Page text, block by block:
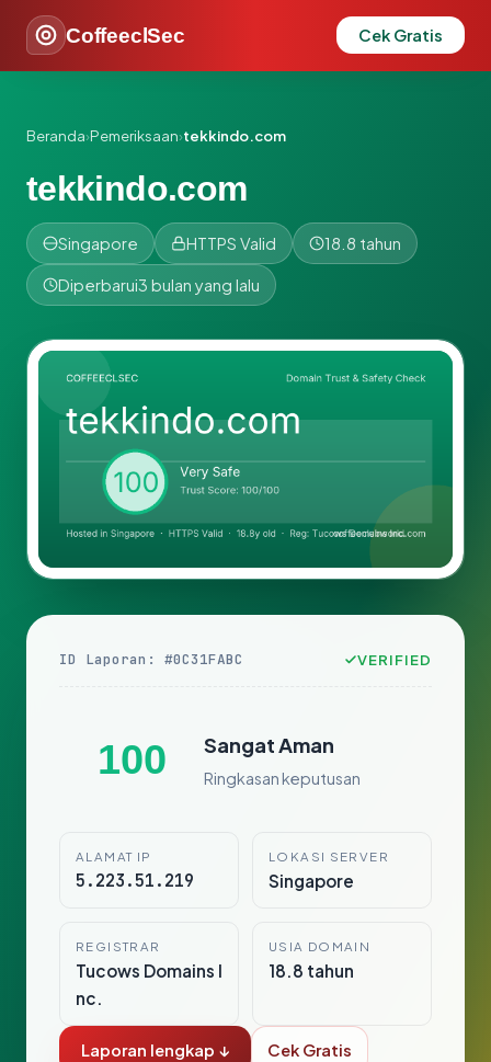
CoffeeclSec Cek Gratis
Beranda›Pemeriksaan›tekkindo.com
tekkindo.com
Singapore HTTPS Valid 18.8 tahun
Diperbarui3 bulan yang lalu
ID Laporan: #0C31FABC VERIFIED
100 Sangat Aman
Ringkasan keputusan
ALAMAT IP
5.223.51.219
LOKASI SERVER
Singapore
REGISTRAR
Tucows Domains I
nc.
USIA DOMAIN
18.8 tahun
Laporan lengkap ↓ Cek Gratis